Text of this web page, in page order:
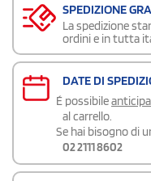
SPEDIZIONE
La spedizione
ordini e in tutta
DATE DI
É possibile
al carrello.
Se hai bisogno di
02 2111 8602